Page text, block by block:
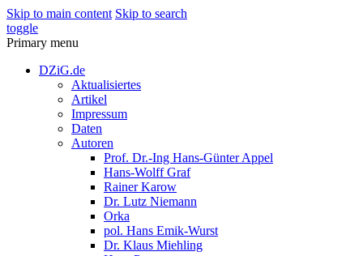
Skip to main content Skip to search
toggle
Primary menu
DZiG.de
Aktualisiertes
Artikel
Impressum
Daten
Autoren
Prof. Dr.-Ing Hans-Günter Appel
Hans-Wolff Graf
Rainer Karow
Dr. Lutz Niemann
Orka
pol. Hans Emik-Wurst
Dr. Klaus Miehling